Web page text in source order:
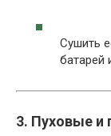
Сушить
батарей
3. Пуховые и